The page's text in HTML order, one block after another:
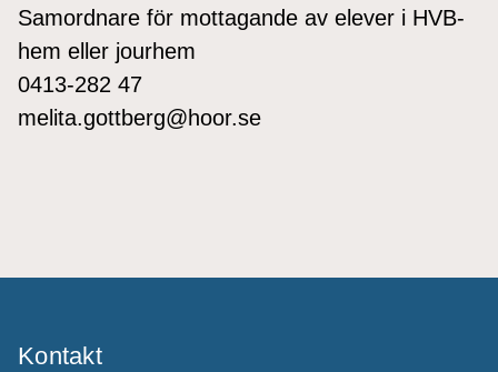
Samordnare för mottagande av elever i HVB-
hem eller jourhem
0413-282 47
melita.gottberg@hoor.se
Kontakt